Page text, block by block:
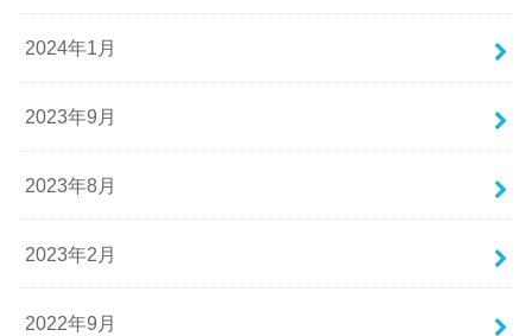
2024年1月
2023年9月
2023年8月
2023年2月
2022年9月